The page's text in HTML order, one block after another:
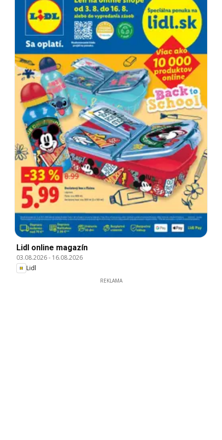
Lidl online magazín
03.08.2026- 16.08.2026
Lidl
REKLAMA